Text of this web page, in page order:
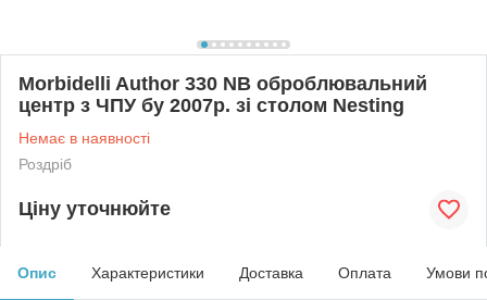
Morbidelli Author 330 NB оброблювальний
центр з ЧПУ бу 2007р. зі столом Nesting
Немає в наявності
Роздріб
Ціну уточнюйте
Опис Характеристики Доставка Оплата Умови